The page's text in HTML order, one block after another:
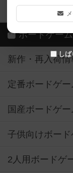
しば
ボドゲーマご
ボードゲー
新作・再入荷情
定番ボードゲ
国産ボードゲ
子供向けボー
2人用ボードゲ